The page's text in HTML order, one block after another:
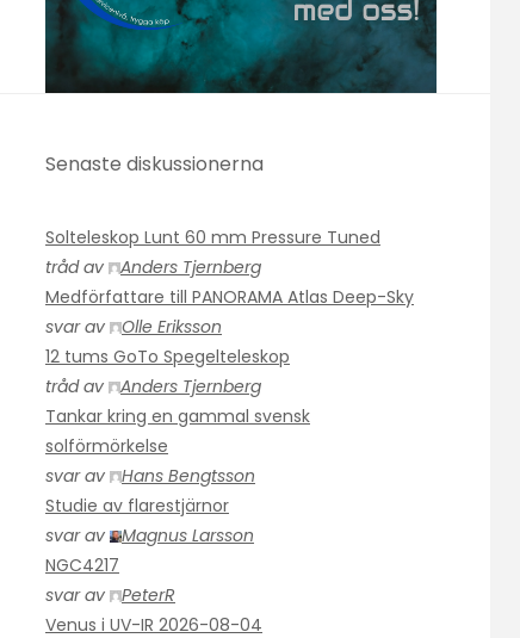
Senaste diskussionerna
Solteleskop Lunt 60 mm Pressure Tuned
tråd av
Anders Tjernberg
Medförfattare till PANORAMA Atlas Deep-Sky
svar av
Olle Eriksson
12 tums GoTo Spegelteleskop
tråd av
Anders Tjernberg
Tankar kring en gammal svensk
solförmörkelse
svar av
Hans Bengtsson
Studie av flarestjärnor
svar av
Magnus Larsson
NGC4217
svar av
PeterR
Venus i UV-IR 2026-08-04